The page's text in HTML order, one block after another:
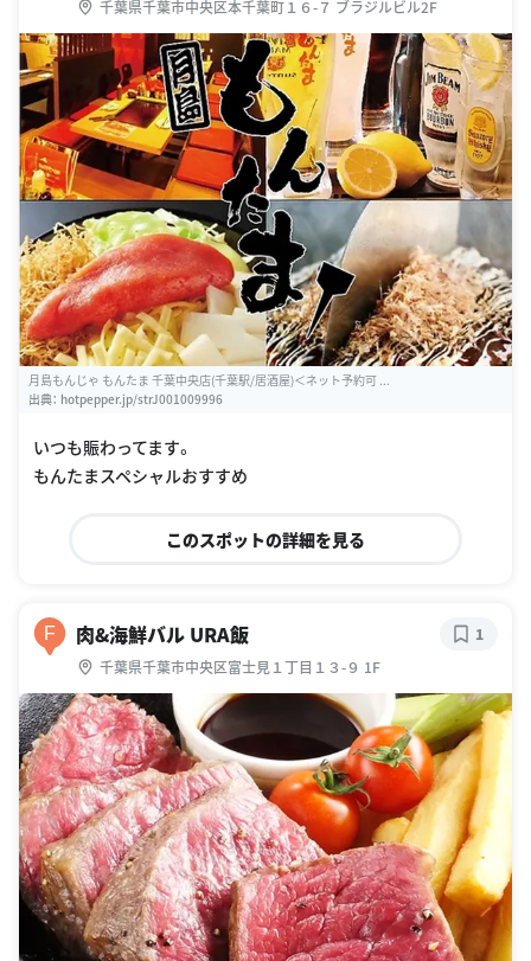
千葉県千葉市中央区本千葉町１６-７ ブラジルビル2F
月島もんじゃ もんたま 千葉中央店(千葉駅/居酒屋)＜ネット予約可 ...
出典： hotpepper.jp/strJ001009996
いつも賑わってます。
このスポットの詳細を見る
F 肉&海鮮バル URA飯
千葉県千葉市中央区富士見１丁目１３-９ 1F
1